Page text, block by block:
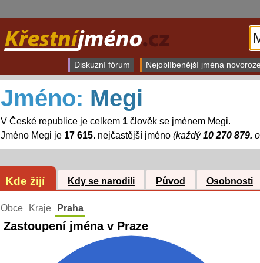
Diskuzní fórum Nejoblíbenější jména
Jméno: Megi
V České republice je celkem 1člověk se jménem Megi.
Jméno Megi je 17 615.nejčastější jméno (každý10 270 879.
Kde žijí Kdy se narodili Původ Osobnosti
Obce Kraje Praha
Zastoupení jména v Praze